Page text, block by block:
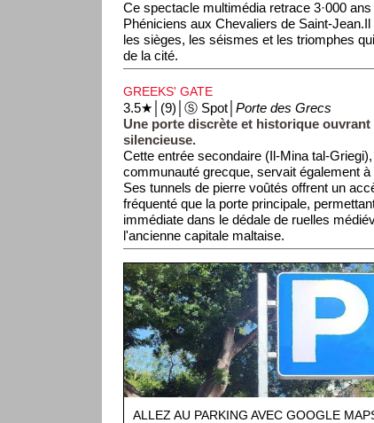
Ce spectacle multimédia retrace 3·000
Phéniciens aux Chevaliers de Saint-
les sièges, les séismes et les triomphes
de la cité.
GREEKS' GATE
3.5★│(9)│Ⓢ Spot│Porte des Grecs
Une porte discrète et historique
silencieuse.
Cette entrée secondaire (Il-Mina tal-
communauté grecque, servait également
Ses tunnels de pierre voûtés offrent un
fréquenté que la porte principale,
immédiate dans le dédale de ruelles
l'ancienne capitale maltaise.
ALLEZ AU PARKING AVEC GOOGLE